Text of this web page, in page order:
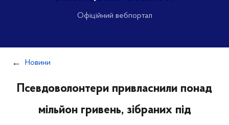
Офіційний вебпортал
Новини
Псевдоволонтери привласнили понад
мільйон гривень, зібраних під